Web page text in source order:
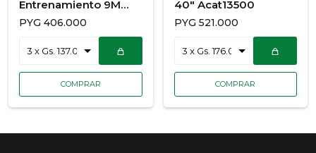
Entrenamiento 9M
ATHLETIC ACAT15497
PYG 406.000
40" Acat13500
PYG 521.000